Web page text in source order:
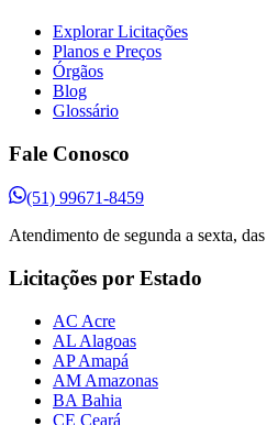
Explorar Licitações
Planos e Preços
Órgãos
Blog
Glossário
Fale Conosco
(51) 99671-8459
Atendimento de segunda a sexta,
Licitações por Estado
AC Acre
AL Alagoas
AP Amapá
AM Amazonas
BA Bahia
CE Ceará